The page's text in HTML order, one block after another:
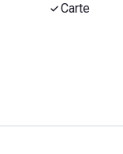
Carte